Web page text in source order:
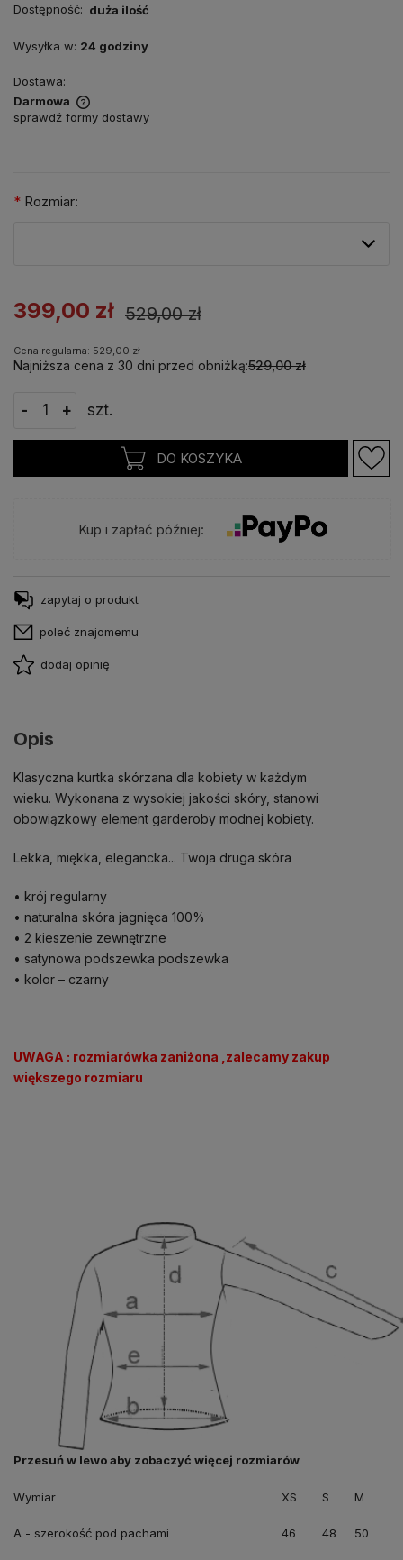
Dostępność: duża ilość
Wysyłka w: 24 godziny
Dostawa:
Darmowa
sprawdź formy dostawy
* Rozmiar:
399,00 zł 529,00 zł
Cena regularna: 529,00 zł
Najniższa cena z 30 dni przed obniżką:529,00 zł
- + szt.
DO KOSZYKA
Kup i zapłać później:
zapytaj o produkt
poleć znajomemu
dodaj opinię
Opis
Klasyczna kurtka skórzana dla kobiety w każdym
wieku. Wykonana z wysokiej jakości skóry, stanowi
obowiązkowy element garderoby modnej kobiety.
Lekka, miękka, elegancka... Twoja druga skóra
• krój regularny
• naturalna skóra jagnięca 100%
• 2 kieszenie zewnętrzne
• satynowa podszewka podszewka
• kolor – czarny
UWAGA : rozmiarówka zaniżona ,zalecamy zakup
większego rozmiaru
Wymiar XS S M
A - szerokość pod pachami 46 48 50